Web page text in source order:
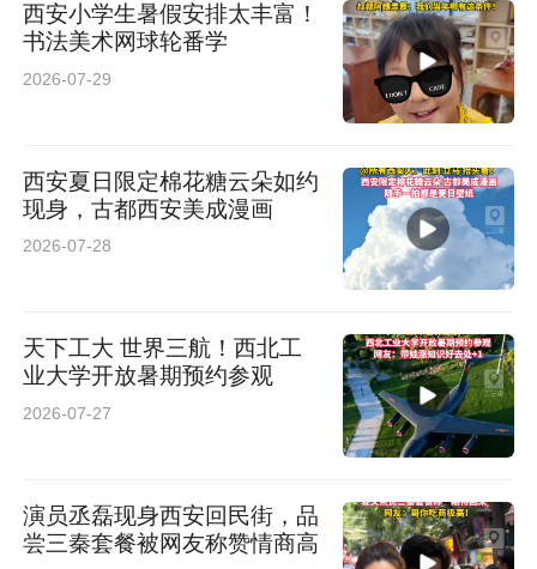
西安小学生暑假安排太丰富！
书法美术网球轮番学
2026-07-29
西安夏日限定棉花糖云朵如约
现身，古都西安美成漫画
2026-07-28
天下工大 世界三航！西北工
业大学开放暑期预约参观
2026-07-27
演员丞磊现身西安回民街，品
尝三秦套餐被网友称赞情商高